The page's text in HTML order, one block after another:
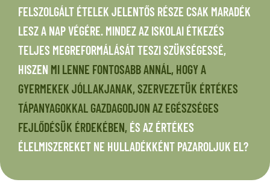
FELSZOLGÁLT ÉTELEK JELENTŐS RÉSZE CSAK MARADÉK
LESZ A NAP VÉGÉRE. MINDEZ AZ ISKOLAI ÉTKEZÉS
TELJES MEGREFORMÁLÁSÁT TESZI SZÜKSÉGESSÉ,
HISZEN MI LENNE FONTOSABB ANNÁL, HOGY A
GYERMEKEK JÓLLAKJANAK, SZERVEZETÜK ÉRTÉKES
TÁPANYAGOKKAL GAZDAGODJON AZ EGÉSZSÉGES
FEJLŐDÉSÜK ÉRDEKÉBEN, ÉS AZ ÉRTÉKES
ÉLELMISZEREKET NE HULLADÉKKÉNT PAZAROLJUK EL?